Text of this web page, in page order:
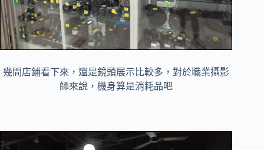
幾間店鋪看下來，還是鏡頭展示比較多，對於職業攝影
師來說，機身算是消耗品吧